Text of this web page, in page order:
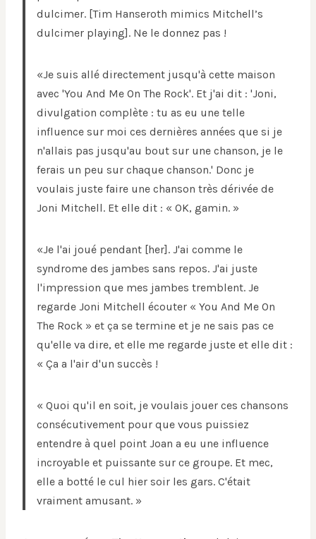
dulcimer. [Tim Hanseroth mimics Mitchell’s
dulcimer playing]. Ne le donnez pas !
«Je suis allé directement jusqu'à cette maison
avec 'You And Me On The Rock'. Et j'ai dit : 'Joni,
divulgation complète : tu as eu une telle
influence sur moi ces dernières années que si je
n'allais pas jusqu'au bout sur une chanson, je le
ferais un peu sur chaque chanson.' Donc je
voulais juste faire une chanson très dérivée de
Joni Mitchell. Et elle dit : « OK, gamin. »
«Je l'ai joué pendant [her]. J'ai comme le
syndrome des jambes sans repos. J'ai juste
l'impression que mes jambes tremblent. Je
regarde Joni Mitchell écouter « You And Me On
The Rock » et ça se termine et je ne sais pas ce
qu'elle va dire, et elle me regarde juste et elle dit :
« Ça a l'air d'un succès !
« Quoi qu'il en soit, je voulais jouer ces chansons
consécutivement pour que vous puissiez
entendre à quel point Joan a eu une influence
incroyable et puissante sur ce groupe. Et mec,
elle a botté le cul hier soir les gars. C'était
vraiment amusant. »